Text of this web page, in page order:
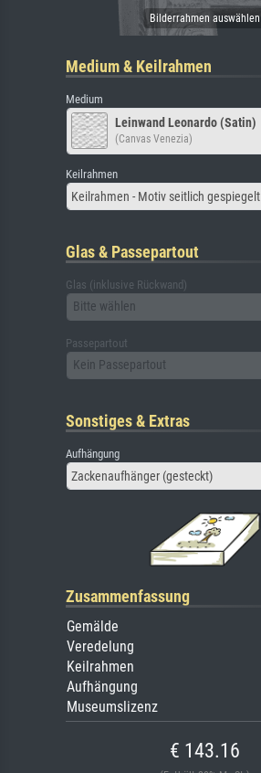
Medium & Keilrahmen
Medium
Leinwand Leonardo (Satin)
(Canvas Venezia)
Keilrahmen
Keilrahmen - Motiv seitlich gespiegelt
Glas & Passepartout
Glas (inklusive Rückwand)
Bitte wählen
Passepartout
Kein Passepartout
Sonstiges & Extras
Aufhängung
Zackenaufhänger (gesteckt)
Zusammenfassung
Gemälde
Veredelung
Keilrahmen
Aufhängung
Museumslizenz
€ 143.16